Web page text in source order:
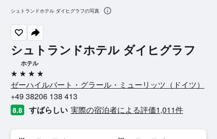
シュトランドホテル ダイヒグラフ
ホテル
4つ星
ゼーハイルバート・グラール・ミューリッツ​（ドイツ​）​
+49 38206 138 413
8.8 すばらしい 実際の宿泊者による評価1,011​件
シュトランドホテル ダイヒグラフの写真